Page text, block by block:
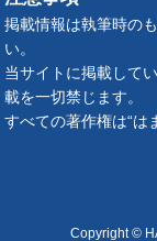
掲載情報は執筆時の
い。
当サイトに掲載して
載を一切禁じます。
すべての著作権は“は
Copyright ©